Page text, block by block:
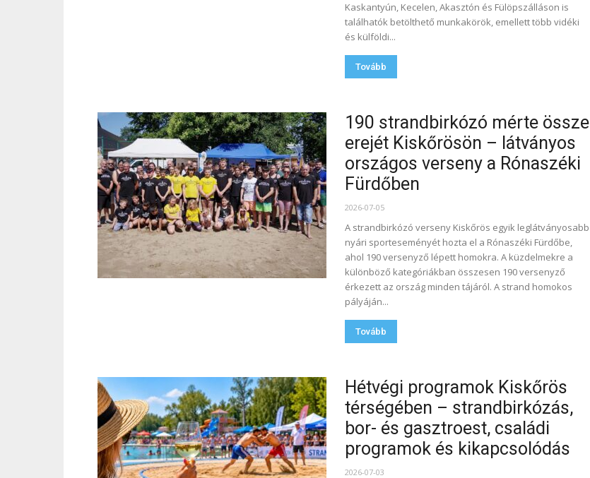
Kaskantyún, Kecelen, Akasztón és Fülöpszálláson is
találhatók betölthető munkakörök, emellett több vidéki
és külföldi...
Tovább
190 strandbirkózó mérte össze
erejét Kiskőrösön – látványos
országos verseny a Rónaszéki
Fürdőben
2026-07-05
A strandbirkózó verseny Kiskőrös egyik leglátványosabb
nyári sporteseményét hozta el a Rónaszéki Fürdőbe,
ahol 190 versenyző lépett homokra. A küzdelmekre a
különböző kategóriákban összesen 190 versenyző
érkezett az ország minden tájáról. A strand homokos
pályáján...
Tovább
Hétvégi programok Kiskőrös
térségében – strandbirkózás,
bor- és gasztroest, családi
programok és kikapcsolódás
2026-07-03